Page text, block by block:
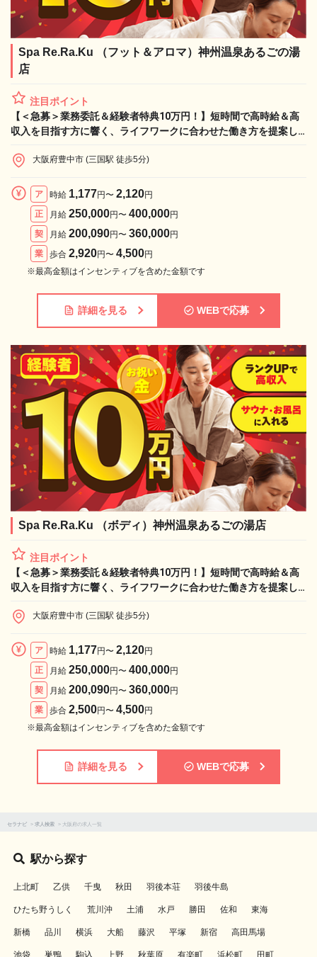
Spa Re.Ra.Ku （フット＆アロマ）神州温泉あるごの湯
店
注目ポイント
【＜急募＞業務委託＆経験者特典10万円！】短時間で高時給＆高
収入を目指す方に響く、ライフワークに合わせた働き方を提案し
大阪府豊中市 (三国駅 徒歩5分)
ア 時給 1,177円〜 2,120円
正
月給 250,000円〜 400,000円
契
月給 200,090円〜 360,000円
業
歩合 2,920円〜 4,500円
※最高金額はインセンティブを含めた金額です
詳細を見る WEBで応募
Spa Re.Ra.Ku （ボディ）神州温泉あるごの湯店
注目ポイント
【＜急募＞業務委託＆経験者特典10万円！】短時間で高時給＆高
収入を目指す方に響く、ライフワークに合わせた働き方を提案し
大阪府豊中市 (三国駅 徒歩5分)
ア 時給 1,177円〜 2,120円
正
月給 250,000円〜 400,000円
契
月給 200,090円〜 360,000円
業
歩合 2,500円〜 4,500円
※最高金額はインセンティブを含めた金額です
詳細を見る WEBで応募
セラナビ > 求人検索 > 大阪府の求人一覧
駅から探す
上北町 乙供 千曳 秋田 羽後本荘 羽後牛島
ひたち野うしく 荒川沖 土浦 水戸 勝田 佐和 東海
新橋 品川 横浜 大船 藤沢 平塚 新宿 高田馬場
池袋 巣鴨 駒込 上野 秋葉原 有楽町 浜松町 田町